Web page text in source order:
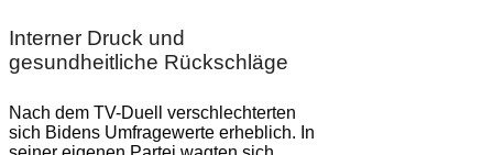
Interner Druck und
gesundheitliche Rückschläge
Nach dem TV-Duell verschlechterten
sich Bidens Umfragewerte erheblich. In